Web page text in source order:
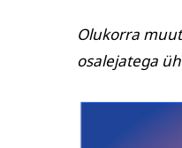
Olukorra
osalejatega